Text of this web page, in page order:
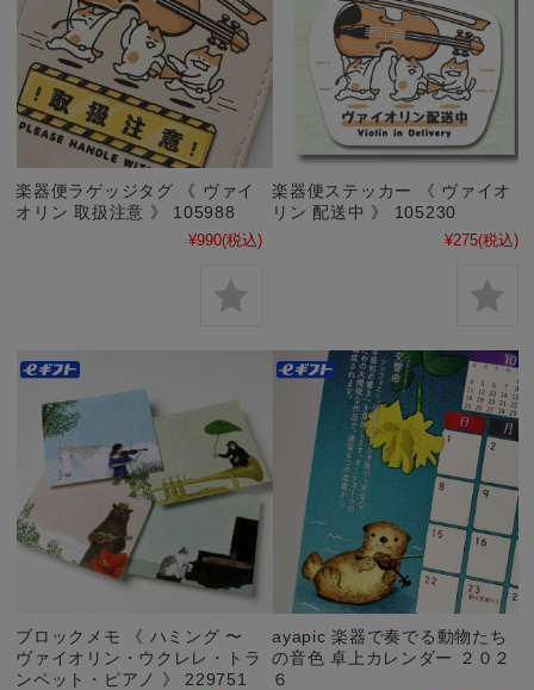
楽器便ラゲッジタグ 《 ヴァイ
オリン 取扱注意 》 105988
¥990(税込)
楽器便ステッカー 《 ヴァイオ
リン 配送中 》 105230
¥275(税込)
ブロックメモ 《 ハミング 〜
ヴァイオリン・ウクレレ・トラ
ンペット・ピアノ 》 229751
ayapic 楽器で奏でる動物たち
の音色 卓上カレンダー ２０２
６